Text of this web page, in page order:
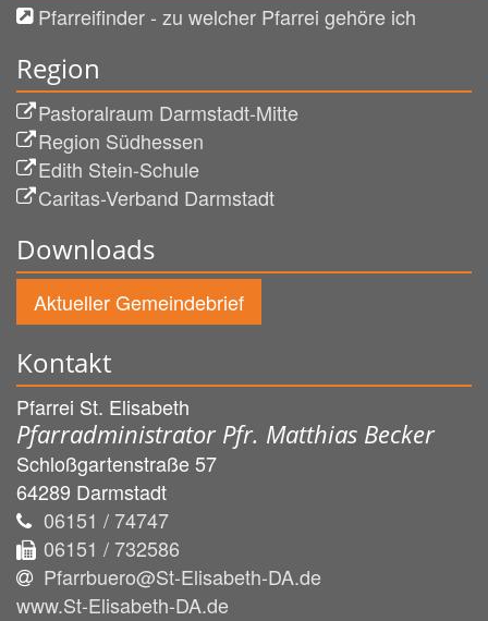
Pfarreifinder - zu welcher Pfarrei gehöre ich
Region
Pastoralraum Darmstadt-Mitte
Region Südhessen
Edith Stein-Schule
Caritas-Verband Darmstadt
Downloads
Aktueller Gemeindebrief
Kontakt
Pfarrei St. Elisabeth
Pfarradministrator Pfr. Matthias Becker
Schloßgartenstraße 57
64289 Darmstadt
06151 / 74747
06151 / 732586
Pfarrbuero@St-Elisabeth-DA.de
www.St-Elisabeth-DA.de